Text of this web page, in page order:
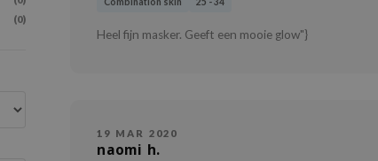
(0)
Combination skin 25 - 34
Heel fijn masker. Geeft een mooie glow"}
19 MAR 2020
naomi h.